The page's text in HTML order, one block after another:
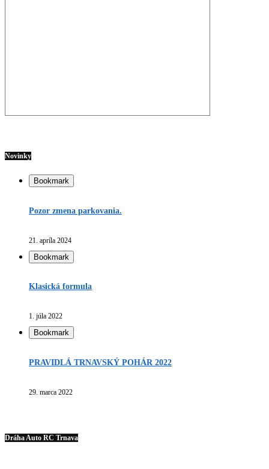
Novinky
Bookmark
Pozor zmena parkovania.
21. apríla 2024
Bookmark
Klasická formula
1. júla 2022
Bookmark
PRAVIDLÁ TRNAVSKÝ POHÁR 2022
29. marca 2022
Dráha Auto RC Trnava